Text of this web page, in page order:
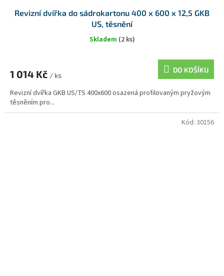
Revizní dvířka do sádrokartonu 400 x 600 x 12,5 GKB
US, těsnění
Skladem (2 ks)
1 014 Kč / ks
DO KOŠÍKU
Revizní dvířka GKB US/TS 400x600 osazená profilovaným pryžovým
těsněním pro...
Kód: 30156